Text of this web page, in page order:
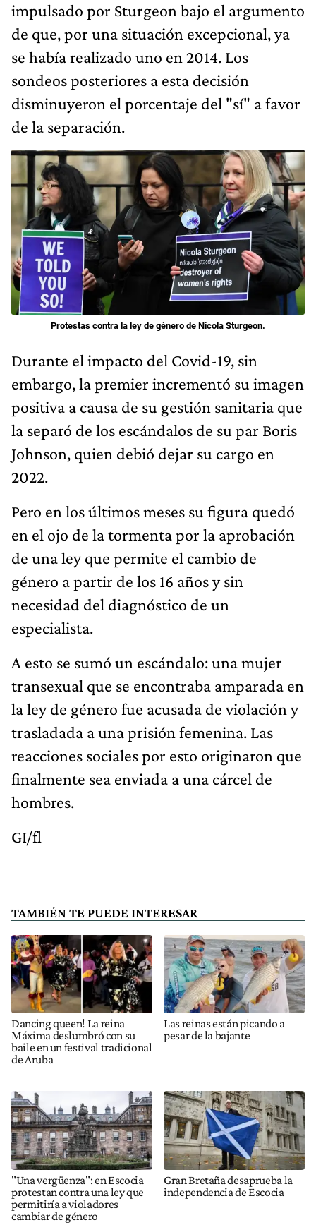
impulsado por Sturgeon bajo el argumento
de que, por una situación excepcional, ya
se había realizado uno en 2014. Los
sondeos posteriores a esta decisión
disminuyeron el porcentaje del "sí" a favor
de la separación.
Protestas contra la ley de género de Nicola Sturgeon.
Durante el impacto del Covid-19, sin
embargo, la premier incrementó su imagen
positiva a causa de su gestión sanitaria que
la separó de los escándalos de su par Boris
Johnson, quien debió dejar su cargo en
2022.
Pero en los últimos meses su figura quedó
en el ojo de la tormenta por la aprobación
de una ley que permite el cambio de
género a partir de los 16 años y sin
necesidad del diagnóstico de un
especialista.
A esto se sumó un escándalo: una mujer
transexual que se encontraba amparada en
la ley de género fue acusada de violación y
trasladada a una prisión femenina. Las
reacciones sociales por esto originaron que
finalmente sea enviada a una cárcel de
hombres.
GI/fl
TAMBIÉN TE PUEDE INTERESAR
Dancing queen! La reina
Máxima deslumbró con su
baile en un festival tradicional
de Aruba
Las reinas están picando a
pesar de la bajante
"Una vergüenza": en Escocia
protestan contra una ley que
permitiría a violadores
cambiar de género
Gran Bretaña desaprueba la
independencia de Escocia